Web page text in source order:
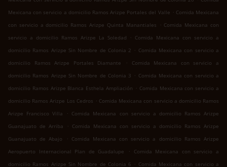
Mexicana con servicio a domicilio Ramos Arizpe Portales del Valle . Comida Mexicana
con servicio a domicilio Ramos Arizpe Quinta Manantiales
. Comida Mexicana con
servicio a domicilio Ramos Arizpe La Soledad
. Comida Mexicana con servicio a
domicilio Ramos Arizpe Sin Nombre de Colonia 2 . Comida Mexicana con servicio a
domicilio Ramos Arizpe Portales Diamante
.
Comida Mexicana con servicio a
domicilio Ramos Arizpe Sin Nombre de Colonia 3 . Comida Mexicana con servicio a
domicilio Ramos Arizpe Blanca Esthela Ampliación . Comida Mexicana con servicio a
domicilio Ramos Arizpe Los Cedros . Comida Mexicana con servicio a domicilio Ramos
Arizpe Francisco Villa
. Comida Mexicana con servicio a domicilio Ramos Arizpe
Guanajuato de Arriba
. Comida Mexicana con servicio a domicilio Ramos Arizpe
Guanajuato de Abajo
. Comida Mexicana con servicio a domicilio Ramos Arizpe
Aeropuerto Internacional Plan de Guadalupe
.
Comida Mexicana con servicio a
domicilio Ramos Arizpe Sin Nombre de Colonia 6 . Comida Mexicana con servicio a